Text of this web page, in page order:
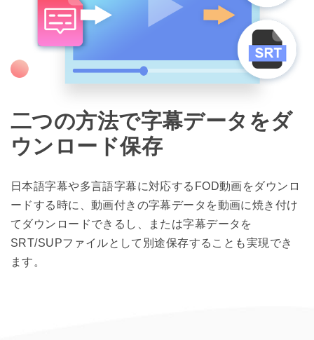
二つの方法で字幕データをダ
ウンロード保存
日本語字幕や多言語字幕に対応するFOD動画をダウンロ
ードする時に、動画付きの字幕データを動画に焼き付け
てダウンロードできるし、または字幕データを
SRT/SUPファイルとして別途保存することも実現でき
ます。